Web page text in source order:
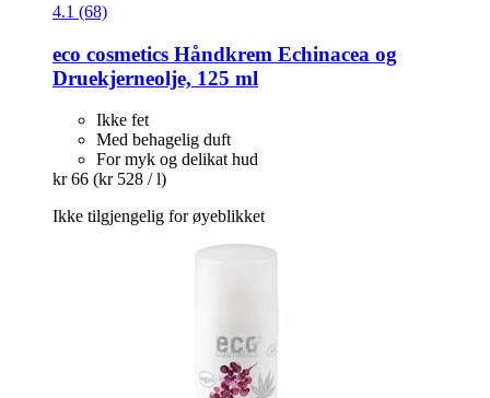
4.1 (68)
eco cosmetics Håndkrem Echinacea og
Druekjerneolje, 125 ml
Ikke fet
Med behagelig duft
For myk og delikat hud
kr 66 (kr 528 / l)
Ikke tilgjengelig for øyeblikket